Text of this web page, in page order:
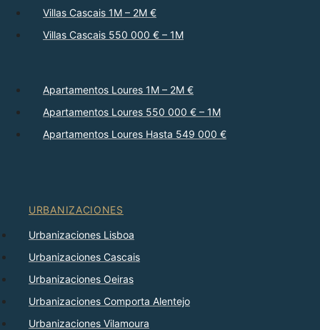
Villas Cascais 1M – 2M €
Villas Cascais 550 000 € – 1M
Apartamentos Loures 1M – 2M €
Apartamentos Loures 550 000 € – 1M
Apartamentos Loures Hasta 549 000 €
URBANIZACIONES
Urbanizaciones Lisboa
Urbanizaciones Cascais
Urbanizaciones Oeiras
Urbanizaciones Comporta Alentejo
Urbanizaciones Vilamoura